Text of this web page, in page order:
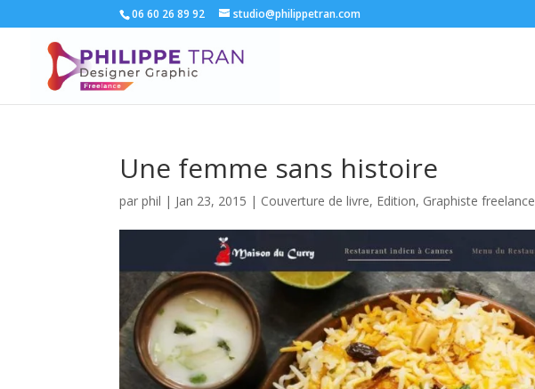
06 60 26 89 92 studio@philippetran.com
Une femme sans histoire
parphil | Jan 23, 2015 | Couverture de livre, Edition, Graphiste freelance